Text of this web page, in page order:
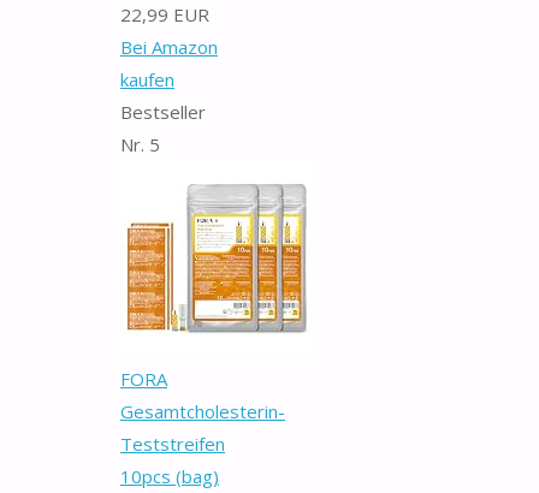
22,99 EUR
Bei Amazon
kaufen
Bestseller
Nr. 5
FORA
Gesamtcholesterin-
Teststreifen
10pcs (bag)